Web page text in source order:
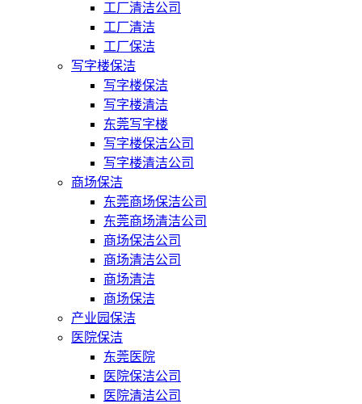
工厂清洁公司
工厂清洁
工厂保洁
写字楼保洁
写字楼保洁
写字楼清洁
东莞写字楼
写字楼保洁公司
写字楼清洁公司
商场保洁
东莞商场保洁公司
东莞商场清洁公司
商场保洁公司
商场清洁公司
商场清洁
商场保洁
产业园保洁
医院保洁
东莞医院
医院保洁公司
医院清洁公司